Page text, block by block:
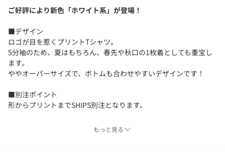
ご好評により新色「ホワイト系」が登場！
■デザイン
ロゴが目を惹くプリントTシャツ。
5分袖のため、夏はもちろん、春先や秋口の1枚着としても重宝し
ます。
ややオーバーサイズで、ボトムも合わせやすいデザインです！
■別注ポイント
形からプリントまでSHIPS別注となります。
もっと見る